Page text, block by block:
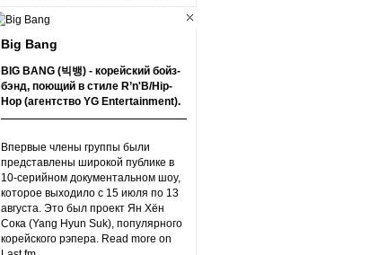
кпопаданиям
кпопаданиям
кпопаданиям
кпопаданиям
к попаданиям
Big Bang
BIG BANG (빅뱅) - корейский бойз-
бэнд, поющий в стиле R’n'B/Hip-
Hop (агентство YG Entertainment).
Впервые члены группы были
представлены широкой публике в
10-серийном документальном шоу,
которое выходило с 15 июля по 13
августа. Это был проект Ян Хён
Сока (Yang Hyun Suk), популярного
корейского рэпера. Read more on